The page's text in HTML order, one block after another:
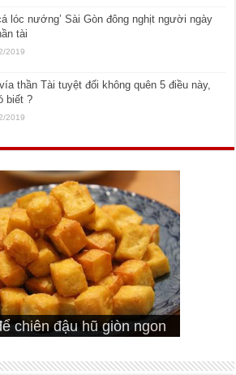
lóc nướng’ Sài Gòn đông nghịt người ngày
tài
2019
thần Tài tuyệt đối không quên 5 điều này,
biết ?
2019
nước mắm trộn gỏi ngon
chiên đậu hũ giòn ngon
sườn non nướng ngon
thịt heo chiên ngon mềm
ướp sườn cơm tấm